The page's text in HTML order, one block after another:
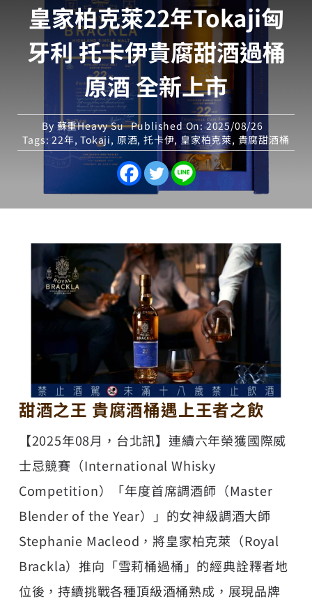
皇家柏克萊22年Tokaji匈
牙利 托卡伊貴腐甜酒過桶
原酒 全新上市
By 蘇重Heavy Su Published On: 2025/08/26
Tags:22年,Tokaji, 原酒, 托卡伊, 皇家柏克萊, 貴腐甜酒桶
甜酒之王 貴腐酒桶遇上王者之飲
【2025年08月，台北訊】連續六年榮獲國際威
士忌競賽（International Whisky
Competition）「年度首席調酒師（Master
Blender of the Year）」的女神級調酒大師
Stephanie Macleod，將皇家柏克萊（Royal
Brackla）推向「雪莉桶過桶」的經典詮釋者地
位後，持續挑戰各種頂級酒桶熟成，展現品牌